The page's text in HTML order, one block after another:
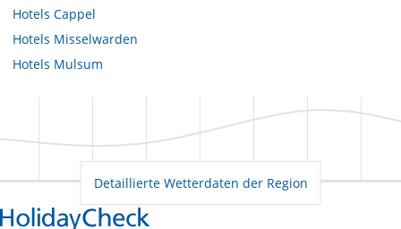
Hotels Cappel
Hotels Misselwarden
Hotels Mulsum
Detaillierte Wetterdaten der Region